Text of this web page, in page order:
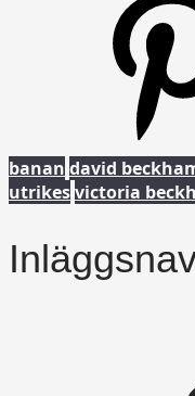
banan david
utrikesvictoria